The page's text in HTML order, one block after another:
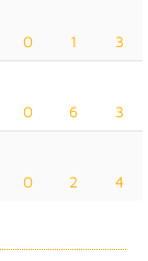
0 1 3
0 6 3
0 2 4